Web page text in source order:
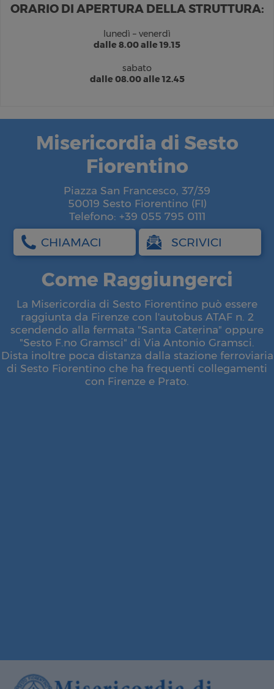
ORARIO DI APERTURA DELLA STRUTTURA:
lunedì – venerdì
dalle 8.00 alle 19.15
sabato
dalle 08.00 alle 12.45
Misericordia di Sesto
Fiorentino
Piazza San Francesco, 37/39
50019 Sesto Fiorentino (FI)
Telefono: +39 055 795 0111
CHIAMACI SCRIVICI
Come Raggiungerci
La Misericordia di Sesto Fiorentino può essere
raggiunta da Firenze con l'autobus ATAF n. 2
scendendo alla fermata "Santa Caterina" oppure
"Sesto F.no Gramsci" di Via Antonio Gramsci.
Dista inoltre poca distanza dalla stazione ferroviaria
di Sesto Fiorentino che ha frequenti collegamenti
con Firenze e Prato.